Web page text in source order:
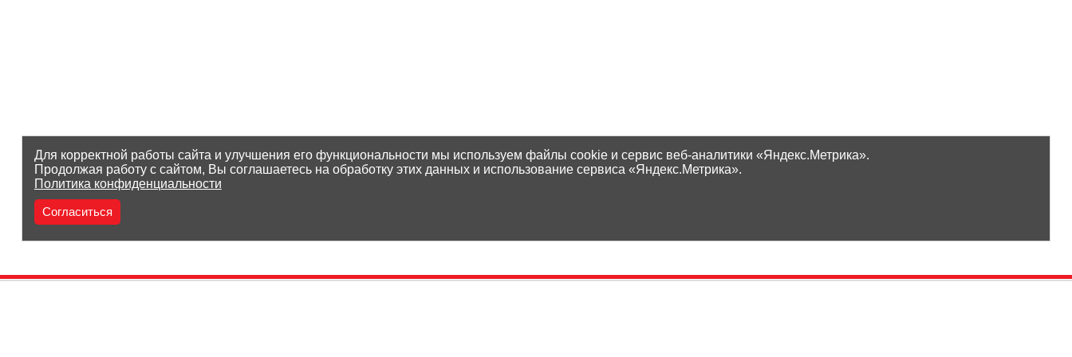
Для корректной работы сайта и улучшения его функциональности мы используем файлы cookie и сервис веб-аналитики «Яндекс.Метрика».
Продолжая работу с сайтом, Вы соглашаетесь на обработку этих данных и использование сервиса «Яндекс.Метрика».
Политика конфиденциальности
Согласиться